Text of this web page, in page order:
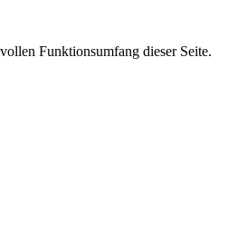
Funktionsumfang dieser Seite.